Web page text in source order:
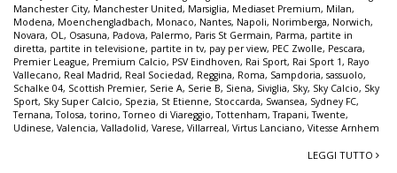
Manchester City, Manchester United, Marsiglia, Mediaset Premium, Milan,
Modena, Moenchengladbach, Monaco, Nantes, Napoli, Norimberga, Norwich,
Novara, OL, Osasuna, Padova, Palermo, Paris St Germain, Parma, partite in
diretta, partite in televisione, partite in tv, pay per view, PEC Zwolle, Pescara,
Premier League, Premium Calcio, PSV Eindhoven, Rai Sport, Rai Sport 1, Rayo
Vallecano, Real Madrid, Real Sociedad, Reggina, Roma, Sampdoria, sassuolo,
Schalke 04, Scottish Premier, Serie A, Serie B, Siena, Siviglia, Sky, Sky Calcio, Sky
Sport, Sky Super Calcio, Spezia, St Etienne, Stoccarda, Swansea, Sydney FC,
Ternana,Tolosa, torino,Torneo di Viareggio,Tottenham,Trapani,Twente,
Udinese, Valencia, Valladolid, Varese, Villarreal, Virtus Lanciano, Vitesse Arnhem
LEGGI TUTTO